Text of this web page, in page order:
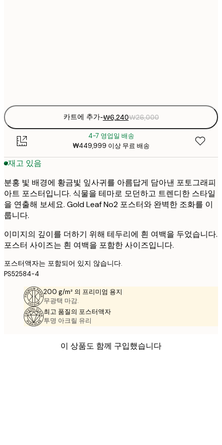
카트에 추가-₩6,240₩26,000
4-7 영업일 배송
₩449,999 이상 무료 배송
재고 있음
분홍 빛 배경에 황금빛 잎사귀를 아름답게 담아낸 포토그래피
아트 포스터입니다. 식물을 테마로 모던하고 트렌디한 스타일
을 연출해 보세요. Gold Leaf No2 포스터와 완벽한 조화를 이
룹니다.
이미지의 깊이를 더하기 위해 테두리에 흰 여백을 두었습니다.
포스터 사이즈는 흰 여백을 포함한 사이즈입니다.
포스터액자는 포함되어 있지 않습니다.
PS52584-4
200 g/m² 의 프리미엄 용지
무광택 마감.
최고 품질의 포스터액자
투명 아크릴 유리
이 상품도 함께 구입했습니다